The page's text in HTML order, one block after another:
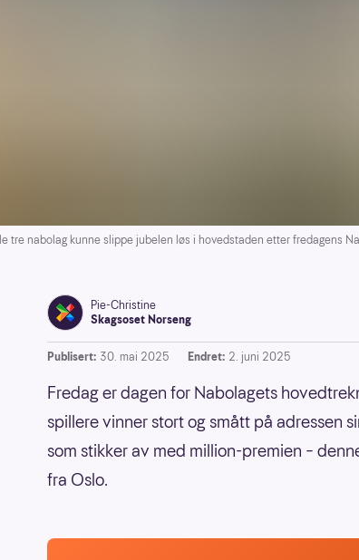
tre nabolag kunne slippe jubelen løs i hovedstaden etter fredagens
Pie-Christine
Skagsoset Norseng
Publisert: 30. mai 2025 Endret: 2. juni 2025
Fredag er dagen for Nabolagets
spillere vinner stort og smått på adressen
som stikker av med million-premien –
fra Oslo.